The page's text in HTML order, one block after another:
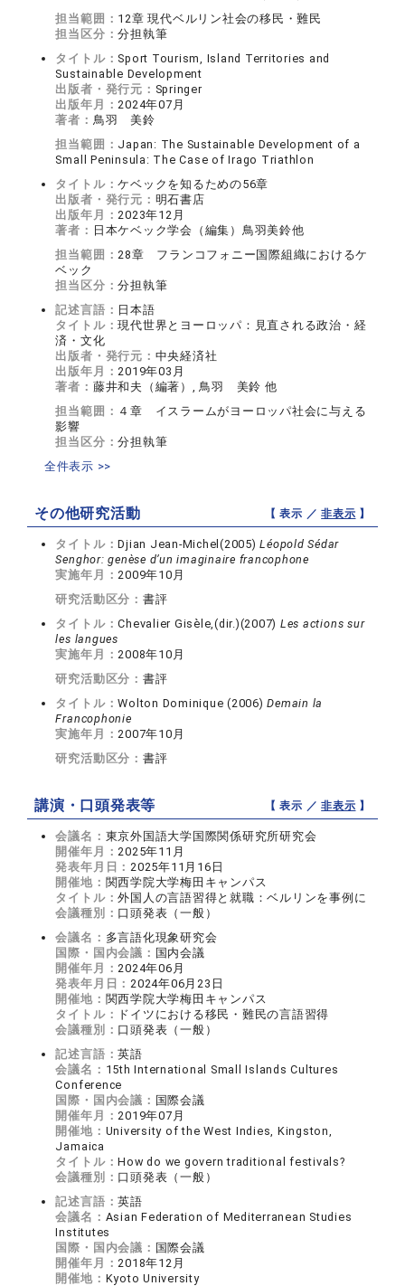
担当範囲： 12章 現代ベルリン社会の移民・難民
担当区分：分担執筆
タイトル： Sport Tourism, Island Territories and
Sustainable Development
出版者・発行元： Springer
出版年月：2024年07月
著者： 鳥羽 美鈴
担当範囲： Japan: The Sustainable Development of a
Small Peninsula: The Case of Irago Triathlon
タイトル：ケベックを知るための56章
出版者・発行元： 明石書店
出版年月：2023年12月
著者： 日本ケベック学会（編集）鳥羽美鈴他
担当範囲：28章 フランコフォニー国際組織におけるケ
ベック
担当区分：分担執筆
記述言語： 日本語
タイトル：現代世界とヨーロッパ：見直される政治・経
済・文化
出版者・発行元： 中央経済社
出版年月：2019年03月
著者： 藤井和夫（編著）, 鳥羽 美鈴 他
担当範囲： ４章 イスラームがヨーロッパ社会に与える
影響
担当区分：分担執筆
全件表示 >>
その他研究活動 【 表示 ／非表示 】
タイトル：Djian Jean-Michel(2005)Léopold Sédar
Senghor: genèse d’un imaginaire francophone
実施年月：2009年10月
研究活動区分： 書評
タイトル：Chevalier Gisèle,(dir.)(2007) Les actions sur
les langues
実施年月：2008年10月
研究活動区分： 書評
タイトル：Wolton Dominique (2006)Demain la
Francophonie
実施年月：2007年10月
研究活動区分： 書評
講演・口頭発表等 【 表示 ／非表示 】
会議名： 東京外国語大学国際関係研究所研究会
開催年月：2025年11月
発表年月日：2025年11月16日
開催地： 関西学院大学梅田キャンパス
タイトル：外国人の言語習得と就職：ベルリンを事例に
会議種別： 口頭発表（一般）
会議名： 多言語化現象研究会
国際・国内会議： 国内会議
開催年月：2024年06月
発表年月日：2024年06月23日
開催地： 関西学院大学梅田キャンパス
タイトル： ドイツにおける移民・難民の言語習得
会議種別： 口頭発表（一般）
記述言語：英語
会議名： 15th International Small Islands Cultures
Conference
国際・国内会議： 国際会議
開催年月：2019年07月
開催地： University of the West Indies, Kingston,
Jamaica
タイトル：How do we govern traditional festivals?
会議種別： 口頭発表（一般）
記述言語：英語
会議名： Asian Federation of Mediterranean Studies
Institutes
国際・国内会議： 国際会議
開催年月：2018年12月
開催地： Kyoto University